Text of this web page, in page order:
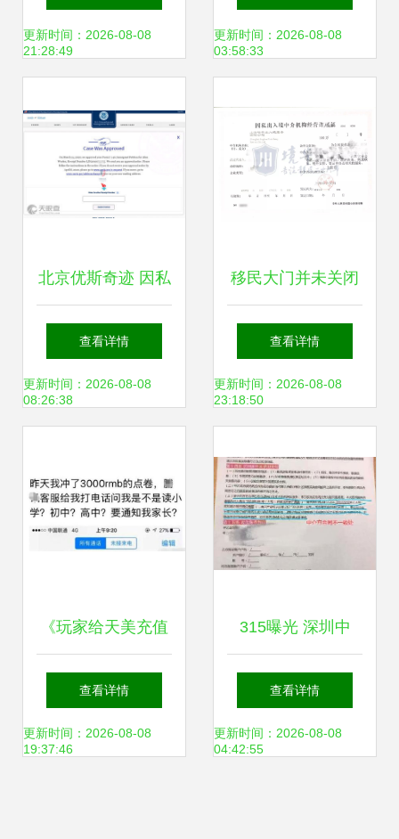
的边界——以因私
例
更新时间：2026-08-08
21:28:49
产品监管与因私出
解析超级干货
更新时间：2026-08-08
03:58:33
北京优斯奇迹 因私
出入境中介服务的
专业指南与实践
查看详情
更新时间：2026-08-08
08:26:38
移民大门并未关闭
——因私出入境中
介资质认证取消后
查看详情
更新时间：2026-08-08
23:18:50
《玩家给天美充值
3000元被客服阻
止，原因让人动容
查看详情
更新时间：2026-08-08
19:37:46
315曝光 深圳中
介“吃差价”竟够买
小城一套房，结果
查看详情
更新时间：2026-08-08
04:42:55